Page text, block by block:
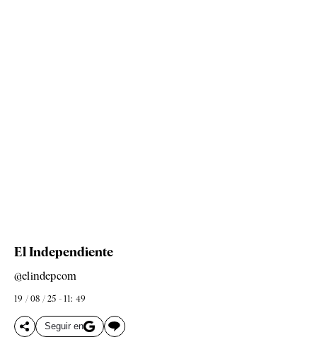
El Independiente
@elindepcom
19 / 08 / 25 - 11: 49
Seguir en